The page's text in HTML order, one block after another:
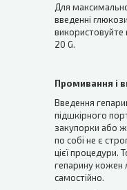
Для
введенні
використовуйте
20 G.
Промивання і
Введення
підшкірного
закупорки або
по собі не є
цієї процедури.
гепарину кожен
самостійно.